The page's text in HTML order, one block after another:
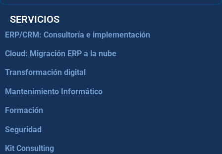
SERVICIOS
ERP/CRM: Consultoría e implementación
Cloud: Migración ERP a la nube
Transformación digital
Mantenimiento Informático
Formación
Seguridad
Kit Consulting